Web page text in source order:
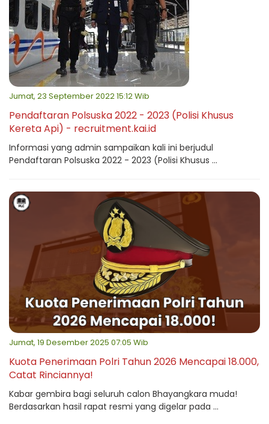
Jumat, 23 September 2022 15:12 Wib
Pendaftaran Polsuska 2022 - 2023 (Polisi Khusus
Kereta Api) - recruitment.kai.id
Informasi yang admin sampaikan kali ini berjudul
Pendaftaran Polsuska 2022 - 2023 (Polisi Khusus ...
Jumat, 19 Desember 2025 07:05 Wib
Kuota Penerimaan Polri Tahun 2026 Mencapai 18.000,
Catat Rinciannya!
Kabar gembira bagi seluruh calon Bhayangkara muda!
Berdasarkan hasil rapat resmi yang digelar pada ...